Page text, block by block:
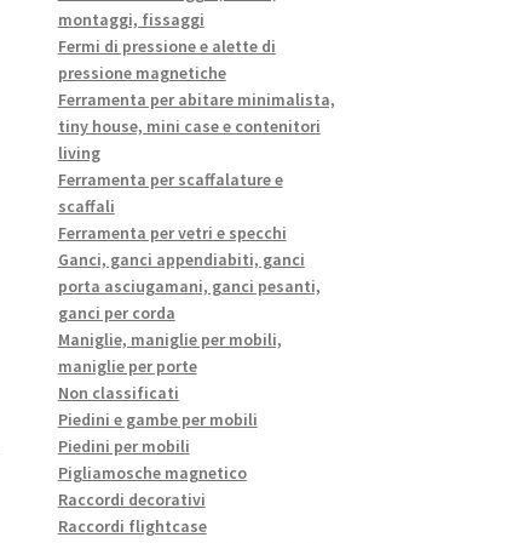
montaggi, fissaggi
Fermi di pressione e alette di
pressione magnetiche
Ferramenta per abitare minimalista,
tiny house, mini case e contenitori
living
Ferramenta per scaffalature e
scaffali
Ferramenta per vetri e specchi
Ganci, ganci appendiabiti, ganci
porta asciugamani, ganci pesanti,
ganci per corda
Maniglie, maniglie per mobili,
maniglie per porte
Non classificati
Piedini e gambe per mobili
Piedini per mobili
Pigliamosche magnetico
Raccordi decorativi
Raccordi flightcase